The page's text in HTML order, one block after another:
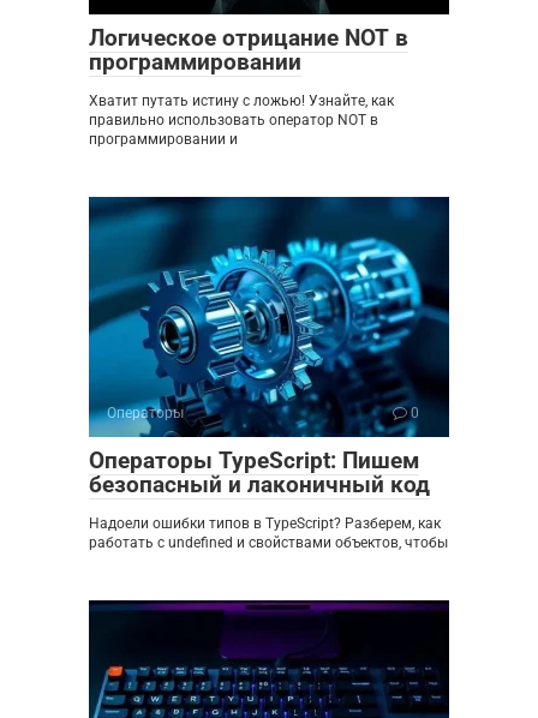
Логическое отрицание NOT в
программировании
Хватит путать истину с ложью! Узнайте, как
правильно использовать оператор NOT в
программировании и
Операторы 0
Операторы TypeScript: Пишем
безопасный и лаконичный код
Надоели ошибки типов в TypeScript? Разберем, как
работать с undefined и свойствами объектов, чтобы